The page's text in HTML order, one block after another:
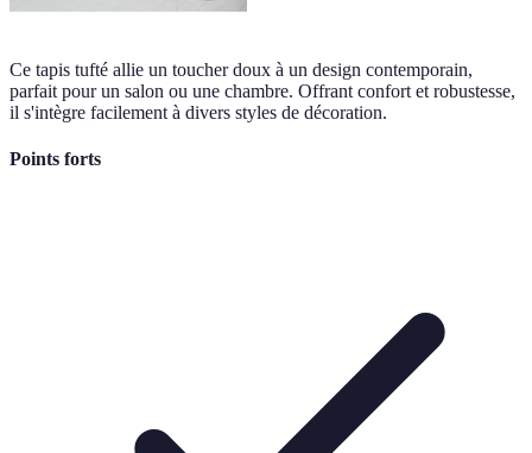
Ce tapis tufté allie un toucher doux à un design contemporain,
parfait pour un salon ou une chambre. Offrant confort et robustesse,
il s'intègre facilement à divers styles de décoration.
Points forts